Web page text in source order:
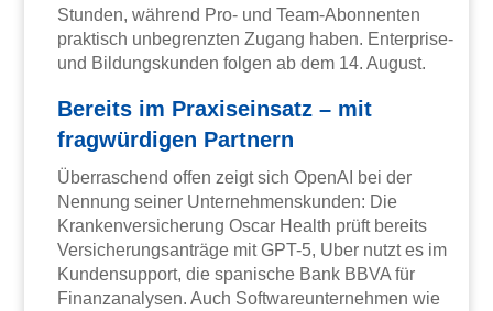
Stunden, während Pro- und Team-Abonnenten
praktisch unbegrenzten Zugang haben. Enterprise-
und Bildungskunden folgen ab dem 14. August.
Bereits im Praxiseinsatz – mit
fragwürdigen Partnern
Überraschend offen zeigt sich OpenAI bei der
Nennung seiner Unternehmenskunden: Die
Krankenversicherung Oscar Health prüft bereits
Versicherungsanträge mit GPT-5, Uber nutzt es im
Kundensupport, die spanische Bank BBVA für
Finanzanalysen. Auch Softwareunternehmen wie